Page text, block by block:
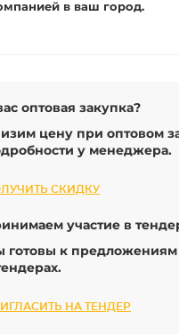
в ваш город.
оптовая закупка?
цену при оптовом
у менеджера.
СКИДКУ
участие в
готовы к предложениям
НА ТЕНДЕР